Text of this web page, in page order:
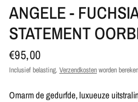
ANGELE -
STATEMENT
€95,00
Inclusief belasting. Verzendkostenworden
Omarm de gedurfde, luxueuze